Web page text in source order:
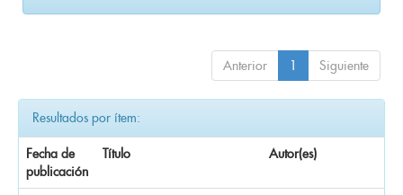
Anterior 1 Siguiente
Resultados por ítem:
Fecha de
publicación
Título Autor(es)